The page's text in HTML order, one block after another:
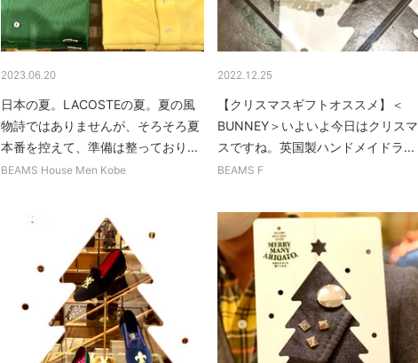
2023.06.20
日本の夏。LACOSTEの夏。夏の風
物詩ではありませんが、そろそろ夏
本番を控えて、準備は整っており...
BEAMS House Men Kobe
2022.12.25
【クリスマスギフトオススメ】＜
BUNNEY＞いよいよ今日はクリスマ
スですね。英国製ハンドメイドラ...
BEAMS F